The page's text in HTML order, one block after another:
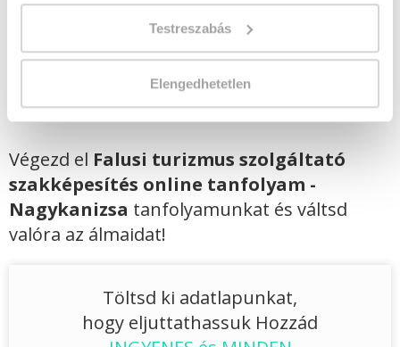
Testreszabás
Elengedhetetlen
Lehet még jelentkezni?
Jelentkezem!
Végezd el Falusi turizmus szolgáltató
szakképesítés online tanfolyam -
Nagykanizsa tanfolyamunkat és váltsd
valóra az álmaidat!
Töltsd ki adatlapunkat,
hogy eljuttathassuk Hozzád